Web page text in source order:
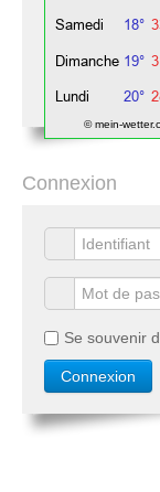
© mein-
Connexion
Se souvenir